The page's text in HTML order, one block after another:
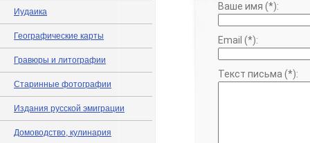
Иудаика
Географические карты
Гравюры и литографии
Старинные фотографии
Издания русской эмиграции
Домоводство, кулинария
Ваше имя (*):
Email (*):
Текст письма (*):